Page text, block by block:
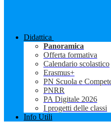
Didattica
Panoramica
Offerta formativa
Calendario scolastico
Erasmus+
PN Scuola e
PNRR
PA Digitale 2026
I progetti delle classi
Info Utili